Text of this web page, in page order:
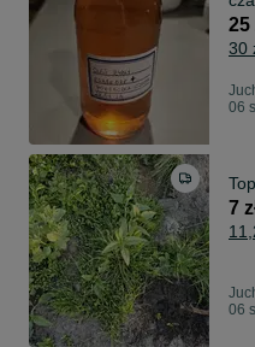
25
30
06
7
06